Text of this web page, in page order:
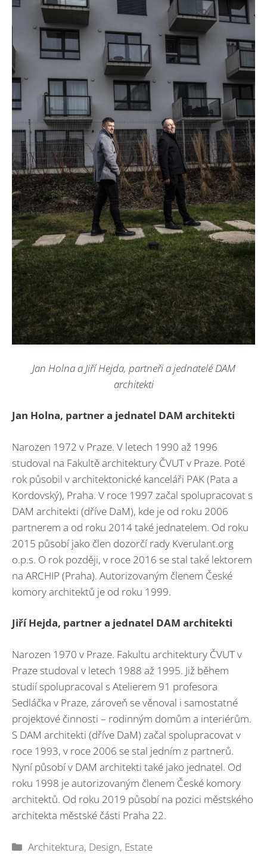
Jan Holna a Jiří Hejda, partneři a jednatelé DAM
architekti
Jan Holna, partner a jednatel DAM architekti
Narozen 1972 v Praze. V letech 1990 až 1996
studoval na Fakultě architektury ČVUT v Praze. Poté
rok působil v architektonické kanceláři PAK (Pata a
Kordovský), Praha. V roce 1997 začal spolupracovat s
DAM architekti (dříve DaM), kde je od roku 2006
partnerem a od roku 2014 také jednatelem. Od roku
2015 působí jako člen dozorčí rady Kverulant.org
o.p.s. O rok později, v roce 2016 se stal také lektorem
na ARCHIP (Praha). Autorizovaným členem České
komory architektů je od roku 1999.
Jiří Hejda, partner a jednatel DAM architekti
Narozen 1970 v Praze. Fakultu architektury ČVUT v
Praze studoval v letech 1988 až 1995. Již během
studií spolupracoval s Atelierem 91 profesora
Sedláčka v Praze, zároveň se věnoval i samostatné
projektové činnosti – rodinným domům a interiérům.
S DAM architekti (dříve DaM) začal spolupracovat v
roce 1993, v roce 2006 se stal jedním z partnerů.
Nyní působí v DAM architekti také jako jednatel. Od
roku 1998 je autorizovaným členem České komory
architektů. Od roku 2019 působí na pozici městského
architekta městské části Praha 22.
Rubriky
Architektura, Design, Estate